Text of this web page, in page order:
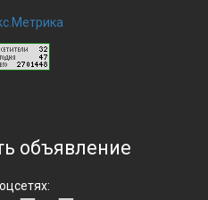
объявление